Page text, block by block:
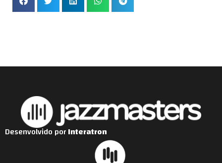
Desenvolvido porInteratron